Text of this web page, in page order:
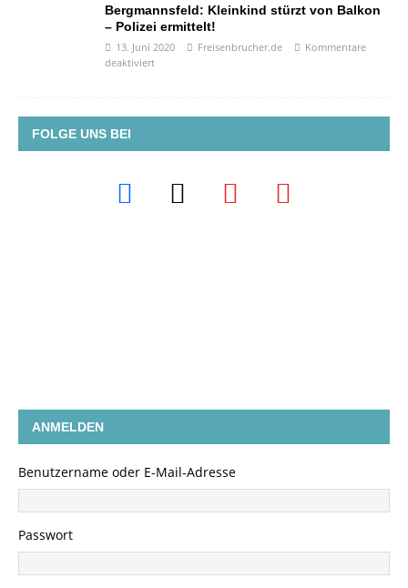
Bergmannsfeld: Kleinkind stürzt von Balkon
– Polizei ermittelt!
13. Juni 2020 Freisenbrucher.de
Kommentare
deaktiviert
FOLGE UNS BEI
ANMELDEN
Benutzername oder E-Mail-Adresse
Passwort